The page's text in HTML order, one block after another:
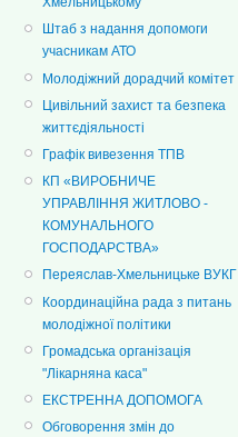
Штаб з надання допомоги
учасникам АТО
Молодіжний дорадчий комітет
Цивільний захист та безпека
життєдіяльності
Графік вивезення ТПВ
КП «ВИРОБНИЧЕ
УПРАВЛІННЯ ЖИТЛОВО -
КОМУНАЛЬНОГО
ГОСПОДАРСТВА»
Переяслав-Хмельницьке ВУКГ
Координаційна рада з питань
молодіжної політики
Громадська організація
"Лікарняна каса"
ЕКСТРЕННА ДОПОМОГА
Обговорення змін до